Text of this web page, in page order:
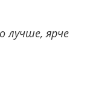
лучше, ярче